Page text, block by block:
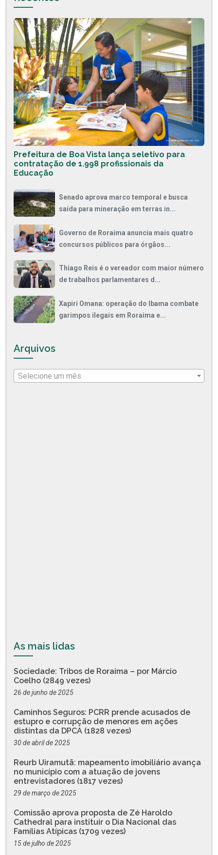
Prefeitura de Boa Vista lança seletivo para
contratação de 1.998 profissionais da
Educação
Senado aprova marco temporal e busca
saída para mineração em terras in...
Governo de Roraima anuncia mais quatro
concursos públicos para órgãos...
Thiago Reis é o vereador com maior número
de trabalhos parlamentares d...
Xapiri Omana: operação do Ibama combate
garimpos ilegais em Roraima e...
Arquivos
Selecione um mês
As mais lidas
Sociedade: Tribos de Roraima – por Márcio
Coelho (2849 vezes)
26 de junho de 2025
Caminhos Seguros: PCRR prende acusados de
estupro e corrupção de menores em ações
distintas da DPCA (1828 vezes)
30 de abril de 2025
Reurb Uiramutã: mapeamento imobiliário avança
no município com a atuação de jovens
entrevistadores (1817 vezes)
29 de março de 2025
Comissão aprova proposta de Zé Haroldo
Cathedral para instituir o Dia Nacional das
Famílias Atípicas (1709 vezes)
15 de julho de 2025